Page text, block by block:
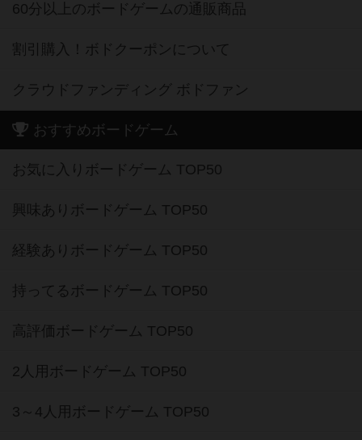
60分以上のボードゲームの通販商品
割引購入！ボドクーポンについて
クラウドファンディング ボドファン
おすすめボードゲーム
お気に入りボードゲーム TOP50
興味ありボードゲーム TOP50
経験ありボードゲーム TOP50
持ってるボードゲーム TOP50
高評価ボードゲーム TOP50
2人用ボードゲーム TOP50
3～4人用ボードゲーム TOP50